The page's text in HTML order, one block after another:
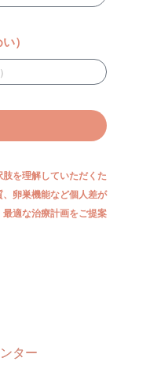
）
を理解していただくた
卵巣機能など個人差が
適な治療計画をご提案
ター